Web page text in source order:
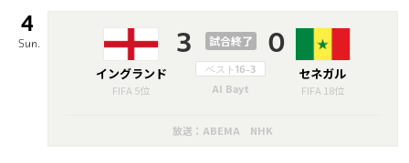
4
Sun.
イングランド
FIFA 5位
3 0
試合終了
ベスト16-3
Al Bayt
セネガル
FIFA 18位
放送：ABEMA NHK